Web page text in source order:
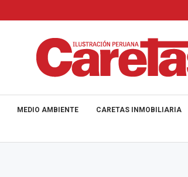
MEDIO AMBIENTE CARETAS INMOBILIARIA